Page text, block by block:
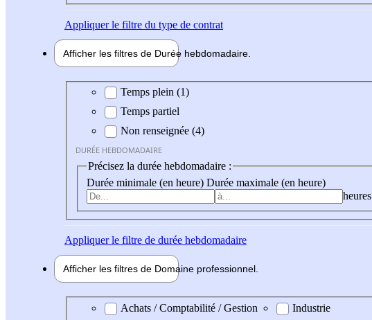
Appliquerle filtre du type de contrat
Afficher les filtres de Durée hebdomadaire
Durée hebdomadaire
Temps plein (1)
Temps partiel
Non renseignée (4)
DURÉE HEBDOMADAIRE
Précisez la durée hebdomadaire :
Durée minimale (en heure) Durée maximale (en heure)
heures
Appliquerle filtre de durée hebdomadaire
Afficher les filtres de Domaine professionnel
Domaine professionel
Achats / Comptabilité / Gestion
Industrie